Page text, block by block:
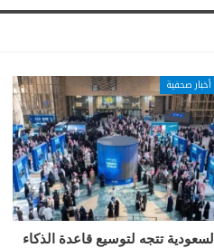
أخبار صحفية
السعودية تتجه لتوسيع قاعدة الذكاء